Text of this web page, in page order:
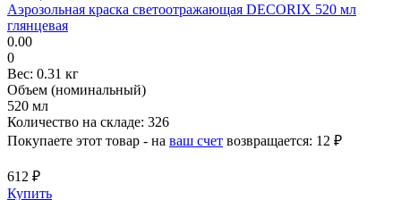
Аэрозольная краска светоотражающая DECORIX 520 мл
глянцевая
0.00
0
Вес: 0.31 кг
Объем (номинальный)
520 мл
Количество на складе: 326
Покупаете этот товар - на ваш счет возвращается: 12 ₽
612 ₽
Купить